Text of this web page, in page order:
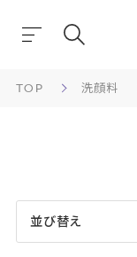
TOP 洗顔料
並び替え